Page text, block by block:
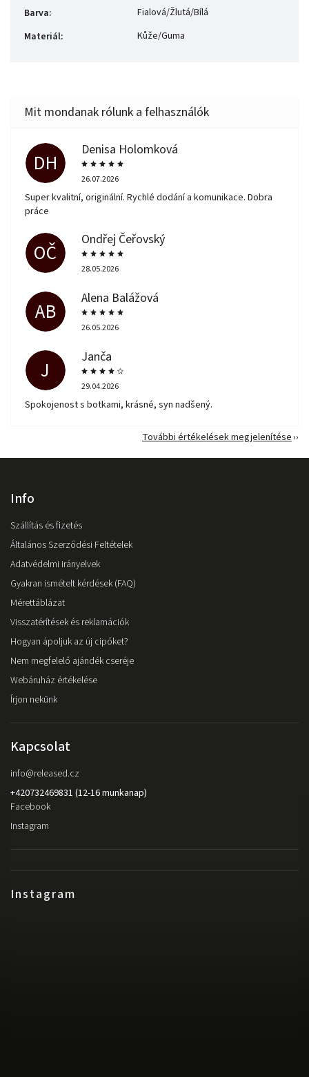
Barva:
Fialová/Žlutá/Bílá
Materiál: Kůže/Guma
DH
Denisa Holomková
26.07.2026
Super kvalitní, originální. Rychlé dodání a komunikace. Dobra
práce
OČ
Ondřej Čeřovský
28.05.2026
AB
Alena Balážová
26.05.2026
J
Janča
29.04.2026
Spokojenost s botkami, krásné, syn nadšený.
További értékelések megjelenítése
Instagram
Info
Szállítás és fizetés
Általános Szerződési Feltételek
Adatvédelmi irányelvek
Gyakran ismételt kérdések (FAQ)
Mérettáblázat
Visszatérítések és reklamációk
Hogyan ápoljuk az új cipőket?
Nem megfelelő ajándék cseréje
Webáruház értékelése
Írjon nekünk
Kapcsolat
info@released.cz
+420732469831 (12-16 munkanap)
Facebook
Instagram